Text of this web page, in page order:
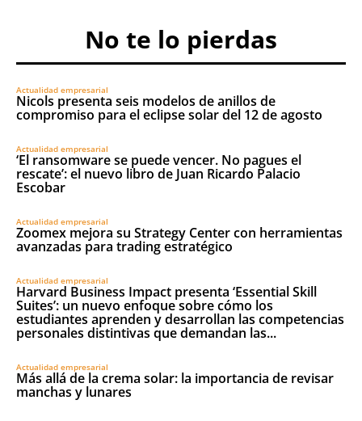
No te lo pierdas
Actualidad empresarial
Nicols presenta seis modelos de anillos de
compromiso para el eclipse solar del 12 de agosto
Actualidad empresarial
‘El ransomware se puede vencer. No pagues el
rescate’: el nuevo libro de Juan Ricardo Palacio
Escobar
Actualidad empresarial
Zoomex mejora su Strategy Center con herramientas
avanzadas para trading estratégico
Actualidad empresarial
Harvard Business Impact presenta ‘Essential Skill
Suites’: un nuevo enfoque sobre cómo los
estudiantes aprenden y desarrollan las competencias
personales distintivas que demandan las...
Actualidad empresarial
Más allá de la crema solar: la importancia de revisar
manchas y lunares